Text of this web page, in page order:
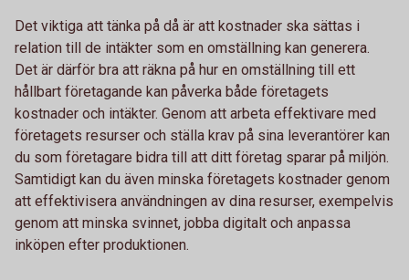
Det viktiga att tänka på då är att kostnader ska sättas i
relation till de intäkter som en omställning kan generera.
Det är därför bra att räkna på hur en omställning till ett
hållbart företagande kan påverka både företagets
kostnader och intäkter. Genom att arbeta effektivare med
företagets resurser och ställa krav på sina leverantörer kan
du som företagare bidra till att ditt företag sparar på miljön.
Samtidigt kan du även minska företagets kostnader genom
att effektivisera användningen av dina resurser, exempelvis
genom att minska svinnet, jobba digitalt och anpassa
inköpen efter produktionen.